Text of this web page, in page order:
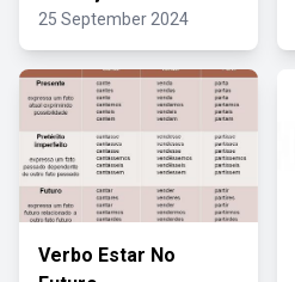
25 September 2024
Verbo Estar No